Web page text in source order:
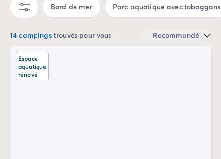
Camping Argelès-sur-Mer
Camping Canet-en-Roussillon
Camping Le Barcarès
Camping Limousin
Camping Corrèze
Camping Midi-Pyrénées
Bord de mer Parc aquatique avec toboggans
14 campingstrouvés pour vous Recommandé
Espace
aquatique
rénové